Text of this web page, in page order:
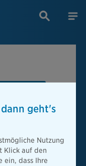
geht's
Nutzung
Klick auf den
ein, dass Ihre